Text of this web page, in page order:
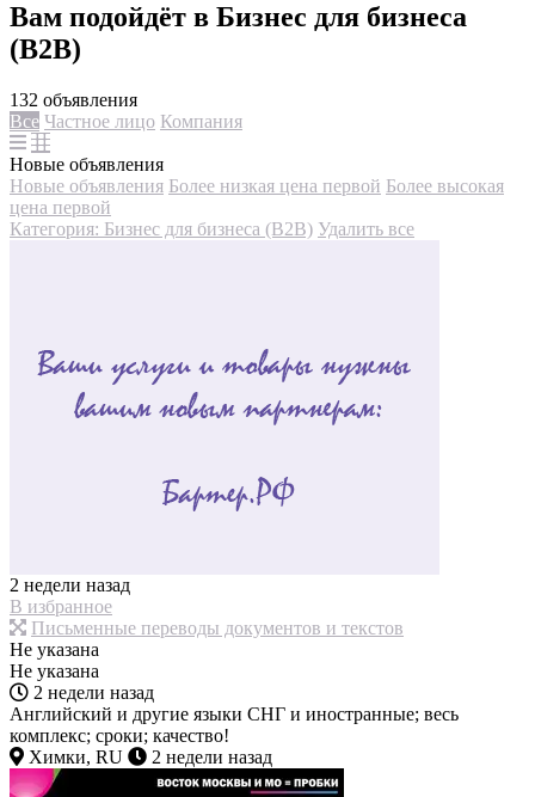
Вам подойдёт в Бизнес для бизнеса
(B2B)
132 объявления
Все Частное лицо Компания
Новые объявления
Новые объявления Более низкая цена первой Более высокая
цена первой
Категория: Бизнес для бизнеса (B2B) Удалить все
2 недели назад
В избранное
Письменные переводы документов и текстов
Не указана
Не указана
2 недели назад
Английский и другие языки СНГ и иностранные; весь
комплекс; сроки; качество!
Химки, RU
2 недели назад